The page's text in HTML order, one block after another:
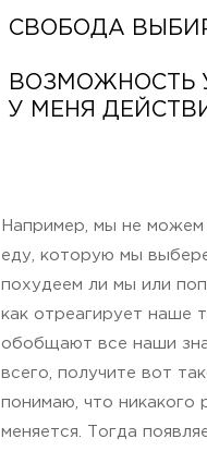
СВОБОДА
ВОЗМОЖНОСТЬ
У МЕНЯ
Например, мы не можем
еду, которую мы
похудеем ли мы или
как отреагирует наше
обобщают все наши
всего, получите вот
понимаю, что никакого
меняется. Тогда